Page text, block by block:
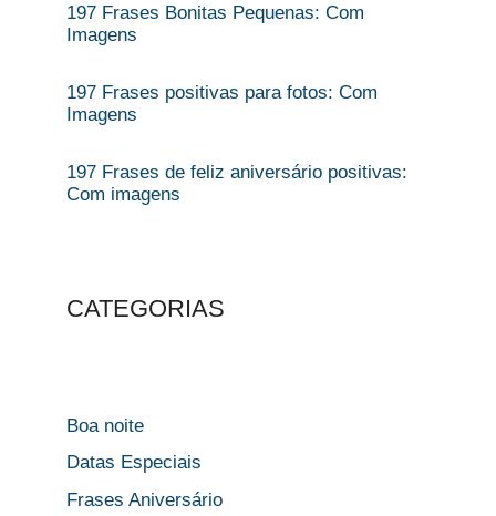
197 Frases Bonitas Pequenas: Com
Imagens
197 Frases positivas para fotos: Com
Imagens
197 Frases de feliz aniversário positivas:
Com imagens
CATEGORIAS
Boa noite
Datas Especiais
Frases Aniversário